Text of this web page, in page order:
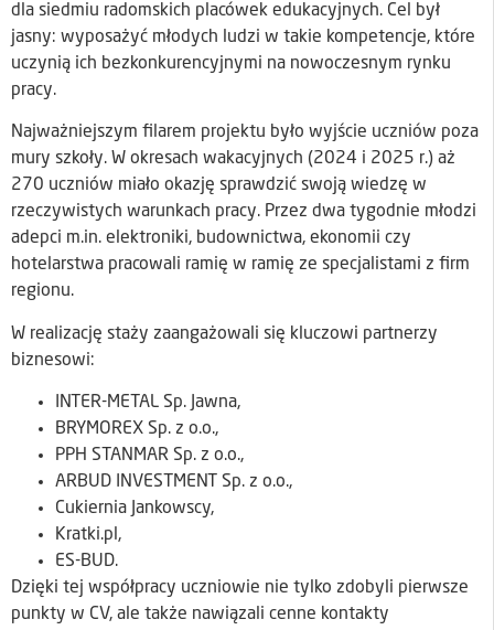
dla siedmiu radomskich placówek edukacyjnych. Cel był
jasny: wyposażyć młodych ludzi w takie kompetencje, które
uczynią ich bezkonkurencyjnymi na nowoczesnym rynku
pracy.
Najważniejszym filarem projektu było wyjście uczniów poza
mury szkoły. W okresach wakacyjnych (2024 i 2025 r.) aż
270 uczniów miało okazję sprawdzić swoją wiedzę w
rzeczywistych warunkach pracy. Przez dwa tygodnie młodzi
adepci m.in. elektroniki, budownictwa, ekonomii czy
hotelarstwa pracowali ramię w ramię ze specjalistami z firm
regionu.
W realizację staży zaangażowali się kluczowi partnerzy
biznesowi:
INTER-METAL Sp. Jawna,
BRYMOREX Sp. z o.o.,
PPH STANMAR Sp. z o.o.,
ARBUD INVESTMENT Sp. z o.o.,
Cukiernia Jankowscy,
Kratki.pl,
ES-BUD.
Dzięki tej współpracy uczniowie nie tylko zdobyli pierwsze
punkty w CV, ale także nawiązali cenne kontakty